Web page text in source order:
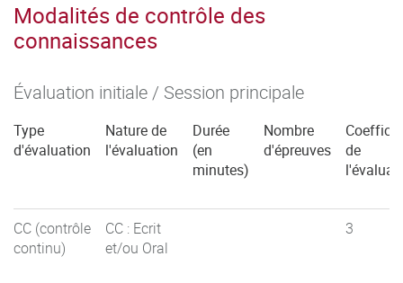
Modalités de contrôle des
connaissances
Évaluation initiale / Session principale
Type
d'évaluation
Nature de
l'évaluation
Durée
(en
minutes)
Nombre
d'épreuves
de
CC (contrôle
continu)
CC : Ecrit
et/ou Oral
3